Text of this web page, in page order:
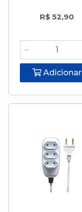
R$ 52,90
Adicionar